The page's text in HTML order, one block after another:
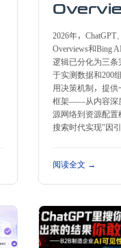
2026年，ChatGPT
Overviews和Bing
逻辑已分化为三条
于实测数据和200
用决策机制，提
框架——从内容深
源网络到资源配
搜索时代实现"因
阅读全文 →